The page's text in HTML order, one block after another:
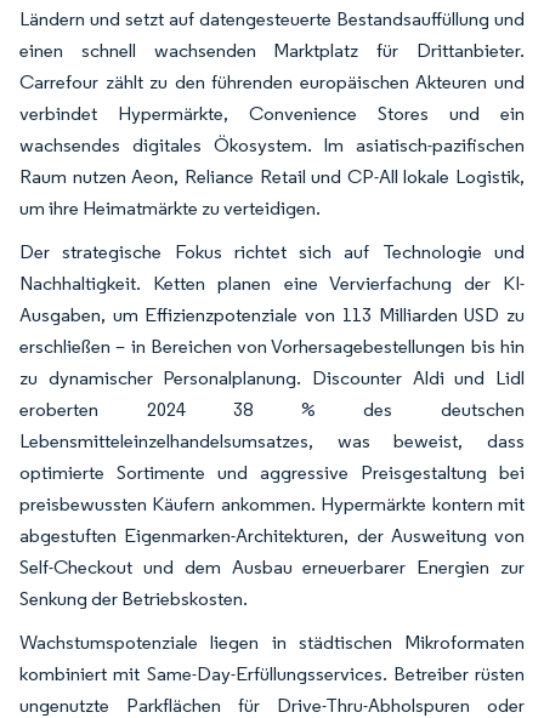
Ländern und setzt auf datengesteuerte Bestandsauffüllung und
einen schnell wachsenden Marktplatz für Drittanbieter.
Carrefour zählt zu den führenden europäischen Akteuren und
verbindet Hypermärkte, Convenience Stores und ein
wachsendes digitales Ökosystem. Im asiatisch-pazifischen
Raum nutzen Aeon, Reliance Retail und CP-All lokale Logistik,
um ihre Heimatmärkte zu verteidigen.
Der strategische Fokus richtet sich auf Technologie und
Nachhaltigkeit. Ketten planen eine Vervierfachung der KI-
Ausgaben, um Effizienzpotenziale von 113 Milliarden USD zu
erschließen – in Bereichen von Vorhersagebestellungen bis hin
zu dynamischer Personalplanung. Discounter Aldi und Lidl
eroberten 2024 38 % des deutschen
Lebensmitteleinzelhandelsumsatzes, was beweist, dass
optimierte Sortimente und aggressive Preisgestaltung bei
preisbewussten Käufern ankommen. Hypermärkte kontern mit
abgestuften Eigenmarken-Architekturen, der Ausweitung von
Self-Checkout und dem Ausbau erneuerbarer Energien zur
Senkung der Betriebskosten.
Wachstumspotenziale liegen in städtischen Mikroformaten
kombiniert mit Same-Day-Erfüllungsservices. Betreiber rüsten
ungenutzte Parkflächen für Drive-Thru-Abholspuren oder